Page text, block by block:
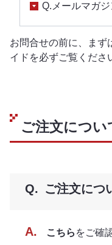
Q.メールマガジ
お問合せの前に、まず
イドを必ずご覧くださ
ご注文につい
ご注文につ
こちら をご確